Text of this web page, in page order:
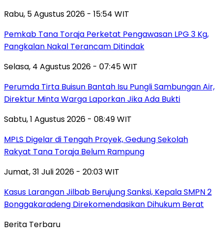
Rabu, 5 Agustus 2026 - 15:54 WIT
Pemkab Tana Toraja Perketat Pengawasan LPG 3 Kg,
Pangkalan Nakal Terancam Ditindak
Selasa, 4 Agustus 2026 - 07:45 WIT
Perumda Tirta Buisun Bantah Isu Pungli Sambungan Air,
Direktur Minta Warga Laporkan Jika Ada Bukti
Sabtu, 1 Agustus 2026 - 08:49 WIT
MPLS Digelar di Tengah Proyek, Gedung Sekolah
Rakyat Tana Toraja Belum Rampung
Jumat, 31 Juli 2026 - 20:03 WIT
Kasus Larangan Jilbab Berujung Sanksi, Kepala SMPN 2
Bonggakaradeng Direkomendasikan Dihukum Berat
Berita Terbaru